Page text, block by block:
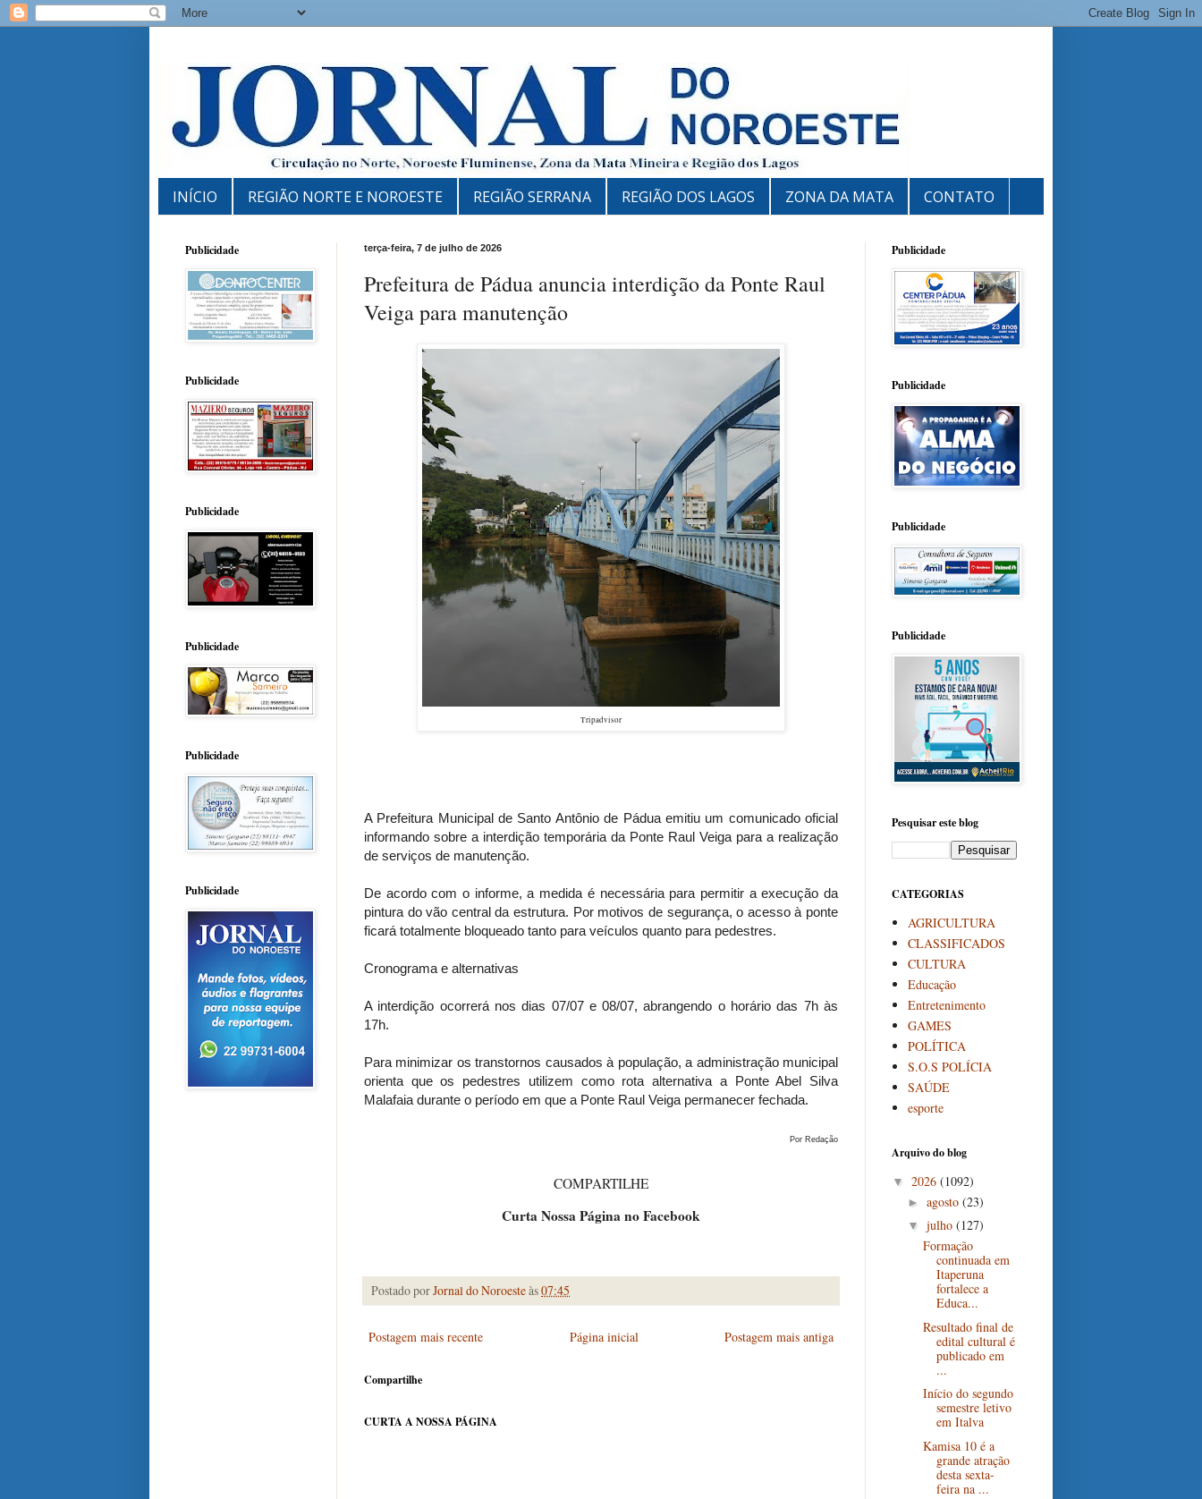
INÍCIO REGIÃO NORTE E NOROESTE REGIÃO SERRANA REGIÃO DOS LAGOS ZONA DA MATA CONTATO
terça-feira, 7 de julho de 2026
Prefeitura de Pádua anuncia interdição da Ponte Raul
Veiga para manutenção
Tripadvisor
A Prefeitura Municipal de Santo Antônio de Pádua emitiu um comunicado oficial
informando sobre a interdição temporária da Ponte Raul Veiga para a realização
de serviços de manutenção.
De acordo com o informe, a medida é necessária para permitir a execução da
pintura do vão central da estrutura. Por motivos de segurança, o acesso à ponte
ficará totalmente bloqueado tanto para veículos quanto para pedestres.
Cronograma e alternativas
A interdição ocorrerá nos dias 07/07 e 08/07, abrangendo o horário das 7h às
17h.
Para minimizar os transtornos causados à população, a administração municipal
orienta que os pedestres utilizem como rota alternativa a Ponte Abel Silva
Malafaia durante o período em que a Ponte Raul Veiga permanecer fechada.
Por Redação
COMPARTILHE
Curta Nossa Página no Facebook
Postado porJornal do Noroesteàs07:45
Postagem mais recente Postagem mais antiga
Página inicial
Compartilhe
CURTA A NOSSA PÁGINA
Publicidade
Publicidade
Publicidade
Publicidade
Publicidade
Publicidade
Publicidade
Publicidade
Publicidade
Publicidade
Pesquisar este blog
CATEGORIAS
AGRICULTURA
CLASSIFICADOS
CULTURA
Educação
Entretenimento
GAMES
POLÍTICA
S.O.S POLÍCIA
SAÚDE
esporte
Arquivo do blog
▼ 2026 (1092)
► agosto (23)
▼ julho (127)
Formação
continuada em
Itaperuna
fortalece a
Educa...
Resultado final de
edital cultural é
publicado em
...
Início do segundo
semestre letivo
em Italva
Kamisa 10 é a
grande atração
desta sexta-
feira na ...